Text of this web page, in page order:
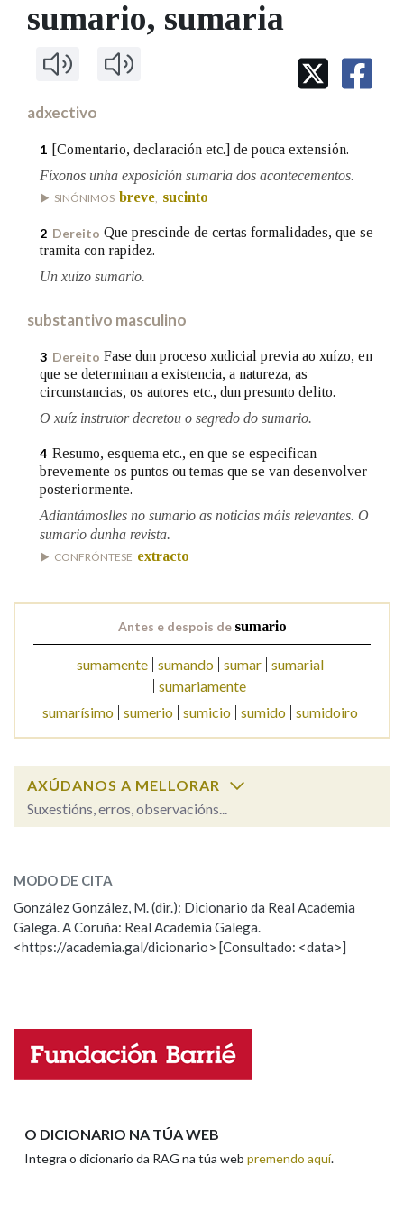
IDENTIDADE CORPORATIVA
MARCIAL DEL ADALID
CASA-MUSEO EMILIA PARDO
FIGURAS HOMENAXEADAS
Facebook
TwitterYoutubeInstagramBluesky
BUSCAR NOS LEMAS
Comeza por
Contén
BUSCAR NO CONTIDO
Nas definicións
Nos exemplos
Na fraseoloxía
OUTRAS OPCIÓNS DE BUSCA
Pertence a
LIMPAR BUSCA
sumario, sumaria
adxectivo
1 [Comentario, declaración etc.] de pouca extensión.
Fíxonos unha exposición sumaria dos acontecementos.
SINÓNIMOS breve sucinto
2 Dereito Que prescinde de certas formalidades, que se
tramita con rapidez.
Un xuízo sumario.
substantivo masculino
3 Dereito Fase dun proceso xudicial previa ao xuízo, en
que se determinan a existencia, a natureza, as
circunstancias, os autores etc., dun presunto delito.
O xuíz instrutor decretou o segredo do sumario.
4 Resumo, esquema etc., en que se especifican
brevemente os puntos ou temas que se van desenvolver
posteriormente.
Adiantámoslles no sumario as noticias máis relevantes. O
sumario dunha revista.
CONFRÓNTESE extracto
Antes e despois de sumario
sumamente sumando sumar
sumarial
sumariamente
sumarísimo
sumerio sumicio sumido sumidoiro
AXÚDANOS A MELLORAR
Suxestións, erros, observacións...
ESCOLLE UNHA OPCIÓN:
Observación Hai un erro na palabra
Propoño mellorar a definición
Nome
MODO DE CITA
González González, M. (dir.): Dicionario da Real Academia
Galega. A Coruña: Real Academia Galega.
<https://academia.gal/dicionario> [Consultado: <data>]
O DICIONARIO NA TÚA WEB
Integra o dicionario da RAG na túa web premendo aquí.